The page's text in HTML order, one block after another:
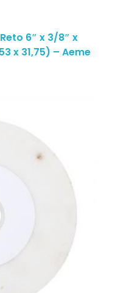
6″ x 3/8″ x
x 31,75) – Aeme